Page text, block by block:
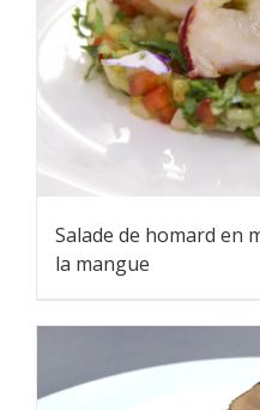
Salade de homard en
la mangue